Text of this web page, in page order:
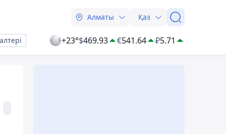
Алматы Қаз
+23°$469.93 €541.64 ₽5.71